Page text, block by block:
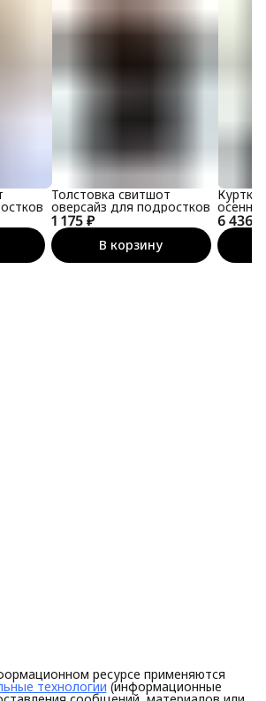
1 175 ₽
Толстовка свитшот
оверсайз для подростков
В корзину
6 436 ₽
Куртка
ресурсе применяются
технологии (информационные